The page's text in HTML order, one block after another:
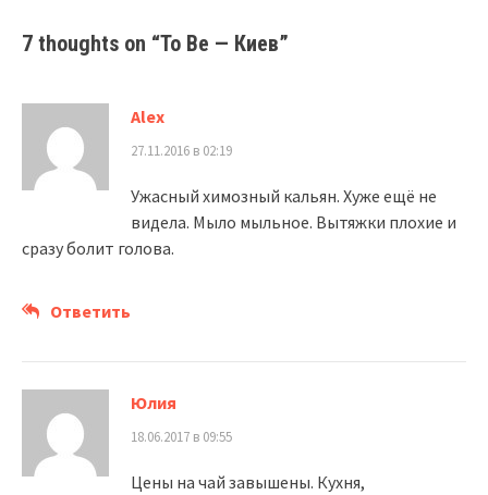
7 thoughts on “To Be — Киев”
Alex
27.11.2016 в 02:19
Ужасный химозный кальян. Хуже ещё не
видела. Мыло мыльное. Вытяжки плохие и
сразу болит голова.
Ответить
Юлия
18.06.2017 в 09:55
Цены на чай завышены. Кухня,